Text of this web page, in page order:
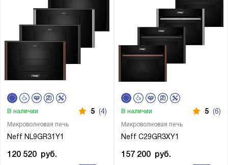
Микроволновая печь
Neff NL9GR31Y1
В наличии 5 (4)
120 520 руб.
Микроволновая печь
Neff C29GR3XY1
В наличии 5 (6)
157 200 руб.